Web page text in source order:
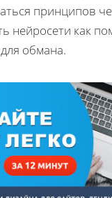
принципов
нейросети как
обмана.